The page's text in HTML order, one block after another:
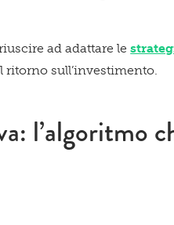
Confermo di aver
ad adattare le
sull’investimento.
l’algoritmo